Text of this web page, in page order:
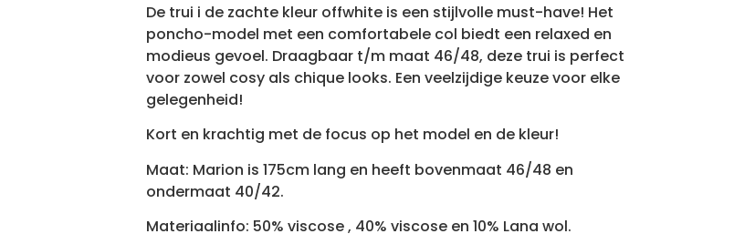
De trui i de zachte kleur offwhite is een stijlvolle must-have! Het
poncho-model met een comfortabele col biedt een relaxed en
modieus gevoel. Draagbaar t/m maat 46/48, deze trui is perfect
voor zowel cosy als chique looks. Een veelzijdige keuze voor elke
gelegenheid!
Kort en krachtig met de focus op het model en de kleur!
Maat: Marion is 175cm lang en heeft bovenmaat 46/48 en
ondermaat 40/42.
Materiaalinfo: 50% viscose , 40% viscose en 10% Lana wol.